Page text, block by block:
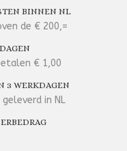
BINNEN NL
de € 200,=
€ 1,00
3 WERKDAGEN
in NL